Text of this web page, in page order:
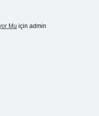
Mu için admin